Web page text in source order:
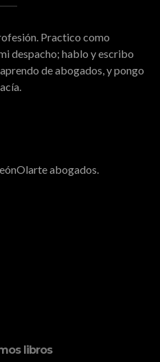
Practico como
despacho; hablo y escribo
de abogados, y pongo
abogados.
libros